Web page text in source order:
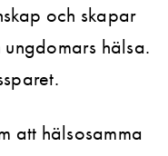
och skapar
hälsa.
att hälsosamma